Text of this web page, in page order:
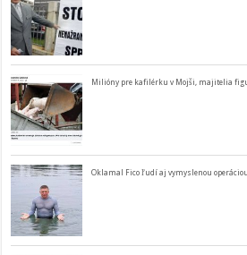
Milióny pre kafilérku v Mojši, majitelia
Oklamal Fico ľudí aj vymyslenou